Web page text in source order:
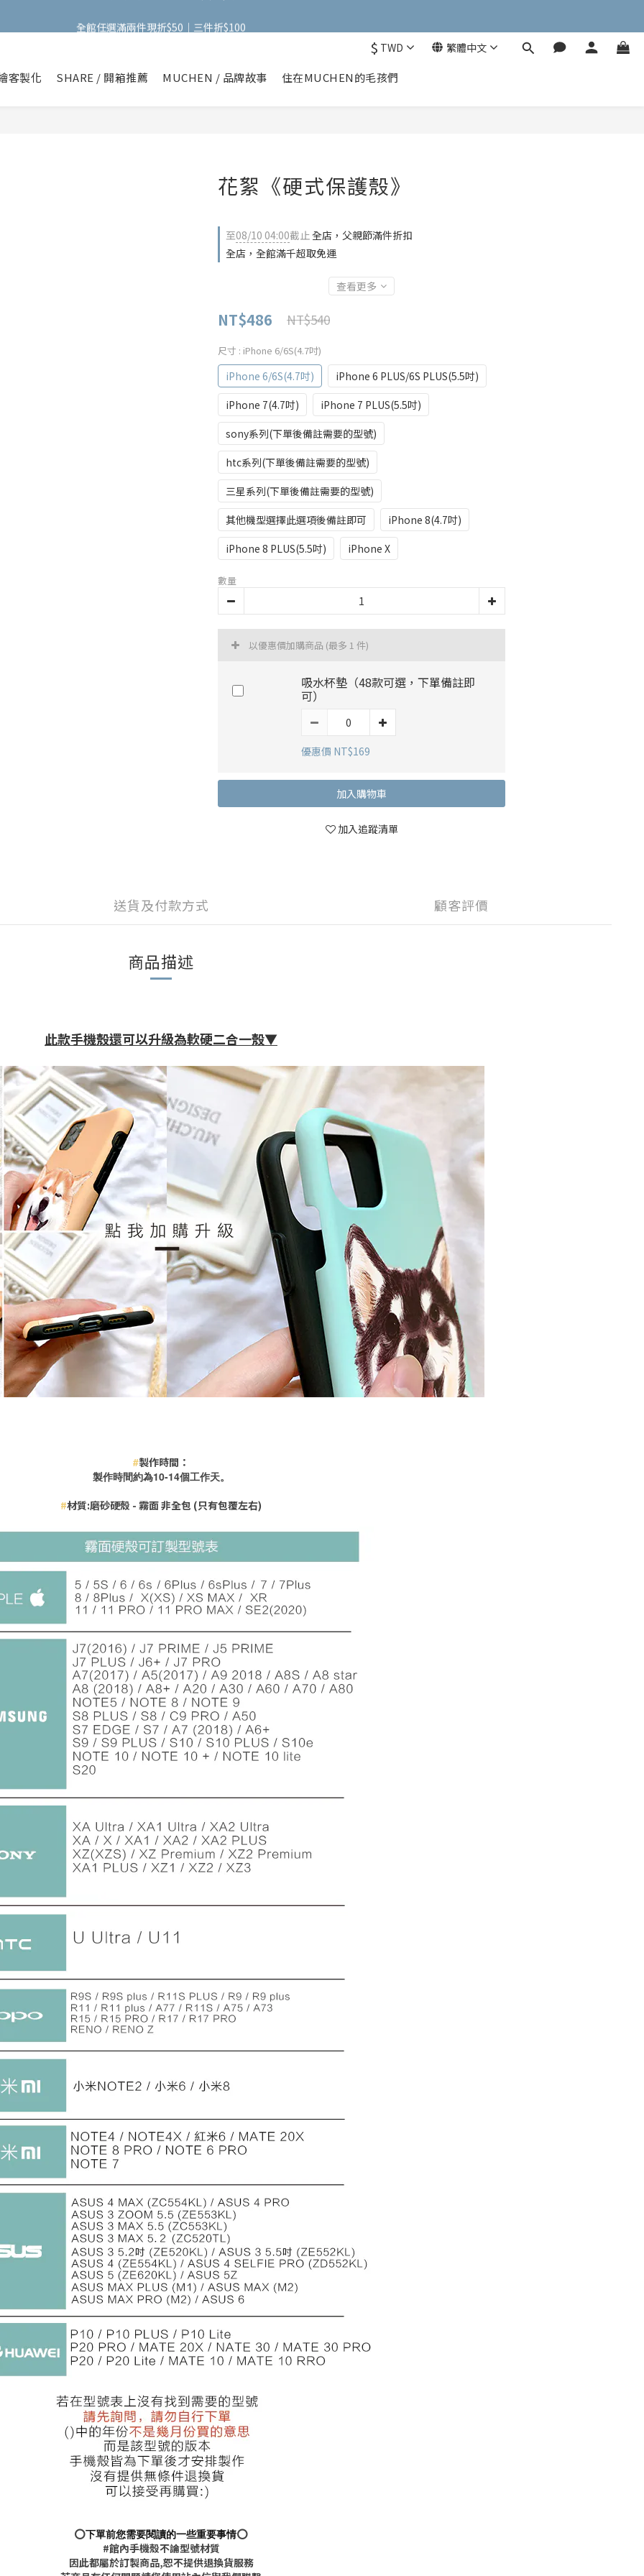
全館任選滿兩件現折$50｜三件折$100
$ TWD 繁體中文
客製化 SHARE / 開箱推薦 MUCHEN / 品牌故事 住在MUCHEN的毛孩們
花絮《硬式保護殼》
至08/10 04:00截止全店，父親節滿件折扣
全店，全館滿千超取免運
查看更多
NT$486 NT$540
尺寸 : iPhone 6/6S(4.7吋)
iPhone 6/6S(4.7吋)
iPhone 6 PLUS/6S PLUS(5.5吋)
iPhone 7(4.7吋)
iPhone 7 PLUS(5.5吋)
sony系列(下單後備註需要的型號)
htc系列(下單後備註需要的型號)
三星系列(下單後備註需要的型號)
其他機型選擇此選項後備註即可
iPhone 8(4.7吋)
iPhone 8 PLUS(5.5吋)
iPhone X
數量
以優惠價加購商品 (最多 1 件)
吸水杯墊（48款可選，下單備註即
可）
優惠價 NT$169
加入購物車
加入追蹤清單
送貨及付款方式 顧客評價
商品描述
此款手機殼還可以升級為軟硬二合一殼▼
#製作時間：
製作時間約為10-14個工作天。
#材質:磨砂硬殼 - 霧面 非全包 (只有包覆左右)
⭕️下單前您需要閱讀的一些重要事情⭕️
#館內手機殼不論型號材質
因此都屬於訂製商品,恕不提供退換貨服務